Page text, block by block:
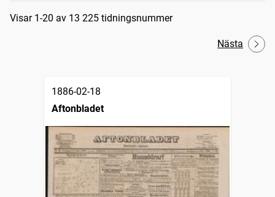
Sökresultat
Visar 1-20 av 13 225 tidningsnummer
Nästa
1886-02-18
Aftonbladet